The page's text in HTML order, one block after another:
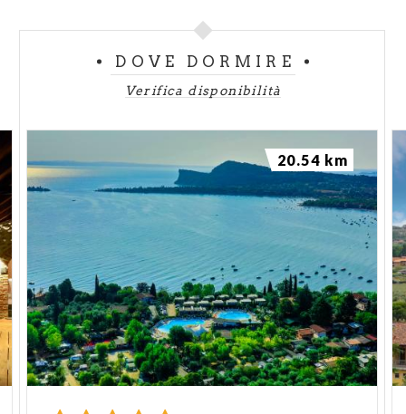
DOVE DORMIRE
Verifica disponibilità
20.54 km